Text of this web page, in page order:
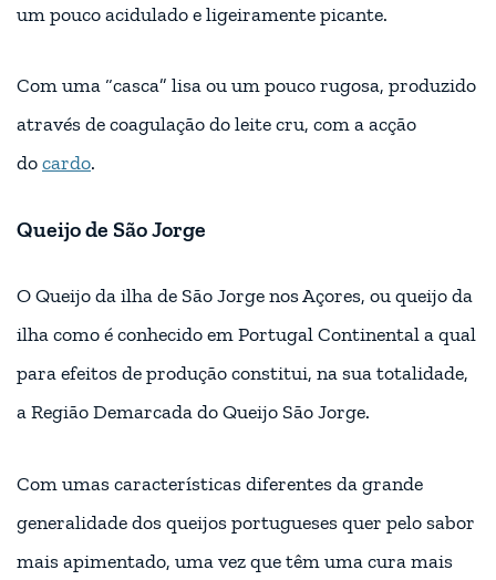
um pouco acidulado e ligeiramente picante.
Com uma “casca” lisa ou um pouco rugosa, produzido
através de coagulação do leite cru, com a acção
docardo.
Queijo de São Jorge
O Queijo da ilha de São Jorge nos Açores, ou queijo da
ilha como é conhecido em Portugal Continental a qual
para efeitos de produção constitui, na sua totalidade,
a Região Demarcada do Queijo São Jorge.
Com umas características diferentes da grande
generalidade dos queijos portugueses quer pelo sabor
mais apimentado, uma vez que têm uma cura mais